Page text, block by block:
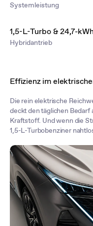
Systemleistung
1,5-L-Turbo & 24,7-
Hybridantrieb
Effizienz im
Die rein elektrische
deckt den täglichen Bedarf
Kraftstoff. Und wenn die
1,5-L-Turbobenziner